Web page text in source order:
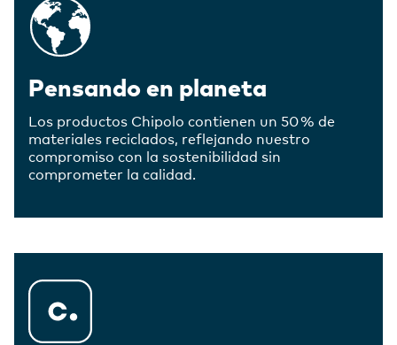
Pensando en planeta
Los productos Chipolo contienen un 50 % de
materiales reciclados, reflejando nuestro
compromiso con la sostenibilidad sin
comprometer la calidad.